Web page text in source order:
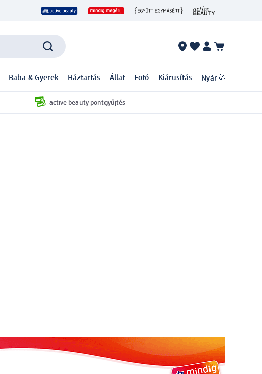
Baba & Gyerek Háztartás Állat Fotó Kiárusítás Nyár🌞
active beauty pontgyűjtés